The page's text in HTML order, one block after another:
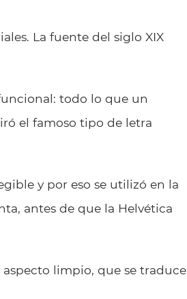
La fuente del siglo XIX
todo lo que un
el famoso tipo de letra
y por eso se utilizó en la
antes de que la Helvética
limpio, que se traduce